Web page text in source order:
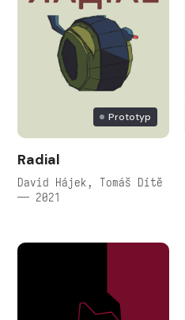
Prototyp
Radial
David Hájek, Tomáš Dítě
— 2021